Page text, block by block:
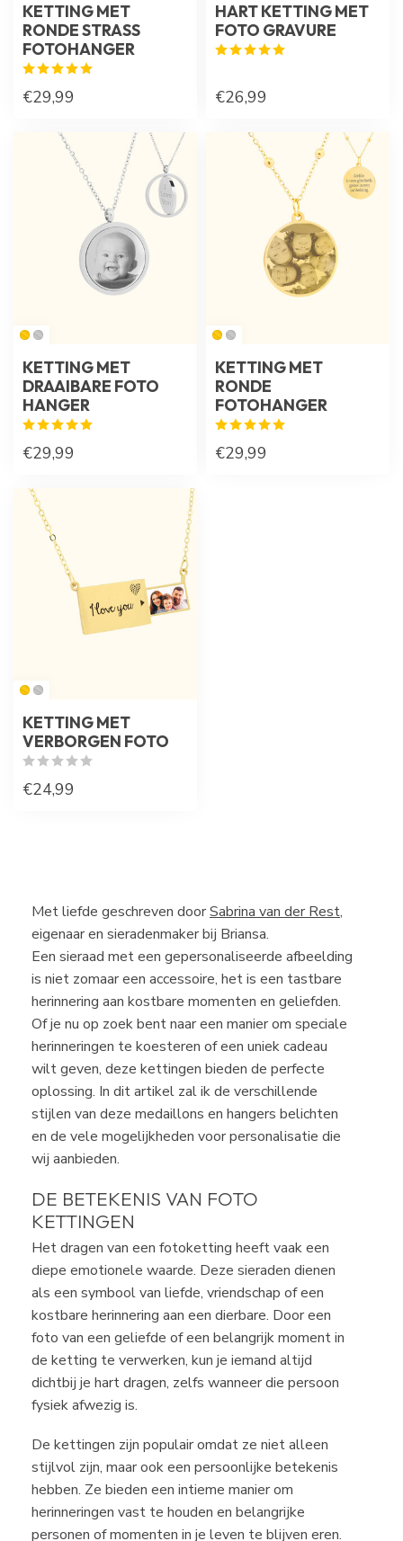
KETTING MET
RONDE STRASS
FOTOHANGER
€29,99
HART KETTING MET
FOTO GRAVURE
€26,99
KETTING MET
DRAAIBARE FOTO
HANGER
€29,99
KETTING MET
RONDE
FOTOHANGER
€29,99
KETTING MET
VERBORGEN FOTO
€24,99
Met liefde geschreven doorSabrina van der Rest,
eigenaar en sieradenmaker bij Briansa.
Een sieraad met een gepersonaliseerde afbeelding
is niet zomaar een accessoire, het is een tastbare
herinnering aan kostbare momenten en geliefden.
Of je nu op zoek bent naar een manier om speciale
herinneringen te koesteren of een uniek cadeau
wilt geven, deze kettingen bieden de perfecte
oplossing. In dit artikel zal ik de verschillende
stijlen van deze medaillons en hangers belichten
en de vele mogelijkheden voor personalisatie die
wij aanbieden.
DE BETEKENIS VAN FOTO
KETTINGEN
Het dragen van een fotoketting heeft vaak een
diepe emotionele waarde. Deze sieraden dienen
als een symbool van liefde, vriendschap of een
kostbare herinnering aan een dierbare. Door een
foto van een geliefde of een belangrijk moment in
de ketting te verwerken, kun je iemand altijd
dichtbij je hart dragen, zelfs wanneer die persoon
fysiek afwezig is.
De kettingen zijn populair omdat ze niet alleen
stijlvol zijn, maar ook een persoonlijke betekenis
hebben. Ze bieden een intieme manier om
herinneringen vast te houden en belangrijke
personen of momenten in je leven te blijven eren.